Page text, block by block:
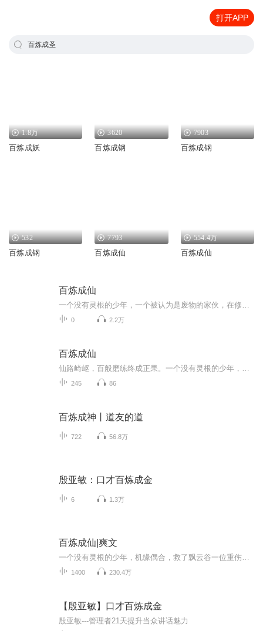
打开APP
百炼成圣
1.8万
百炼成妖
3620
百炼成钢
7903
百炼成钢
532
百炼成钢
7793
百炼成仙
554.4万
百炼成仙
百炼成仙
0 2.2万
百炼成仙
245 86
百炼成神丨道友的道
722 56.8万
殷亚敏：口才百炼成金
6 1.3万
百炼成仙|爽文
1400 230.4万
【殷亚敏】口才百炼成金
殷亚敏---管理者21天提升当众讲话魅力